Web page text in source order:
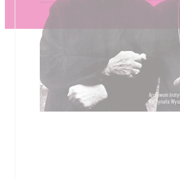
Archiwum
Kardynała